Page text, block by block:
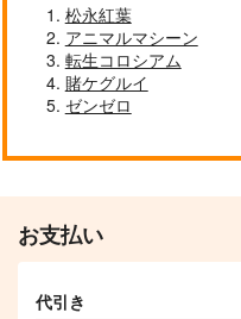
松永紅葉
アニマルマシーン
転生コロシアム
賭ケグルイ
ゼンゼロ
お支払い
代引き